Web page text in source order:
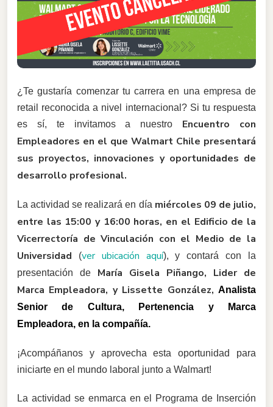
¿Te gustaría comenzar tu carrera en una empresa de
retail reconocida a nivel internacional? Si tu respuesta
es sí, te invitamos a nuestro Encuentro con
Empleadores en el que Walmart Chile presentará
sus proyectos, innovaciones y oportunidades de
desarrollo profesional.
La actividad se realizará en día miércoles 09 de julio,
entre las 15:00 y 16:00 horas, en el Edificio de la
Vicerrectoría de Vinculación con el Medio de la
Universidad (ver ubicación aquí), y contará con la
presentación de María Gisela Piñango, Lider de
Marca Empleadora, y Lissette González, Analista
Senior de Cultura, Pertenencia y Marca
Empleadora, en la compañía.
¡Acompáñanos y aprovecha esta oportunidad para
iniciarte en el mundo laboral junto a Walmart!
La actividad se enmarca en el Programa de Inserción